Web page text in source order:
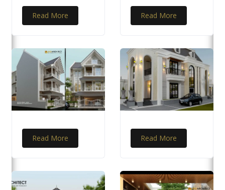
Read More Read More
Read More Read More